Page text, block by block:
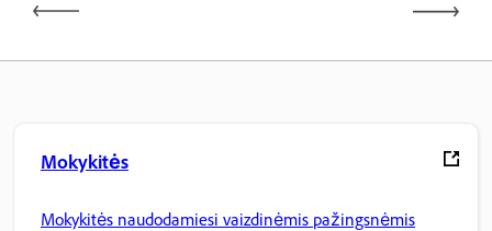
Mokykitės
Mokykitės naudodamiesi vaizdinėmis pažingsnėmis